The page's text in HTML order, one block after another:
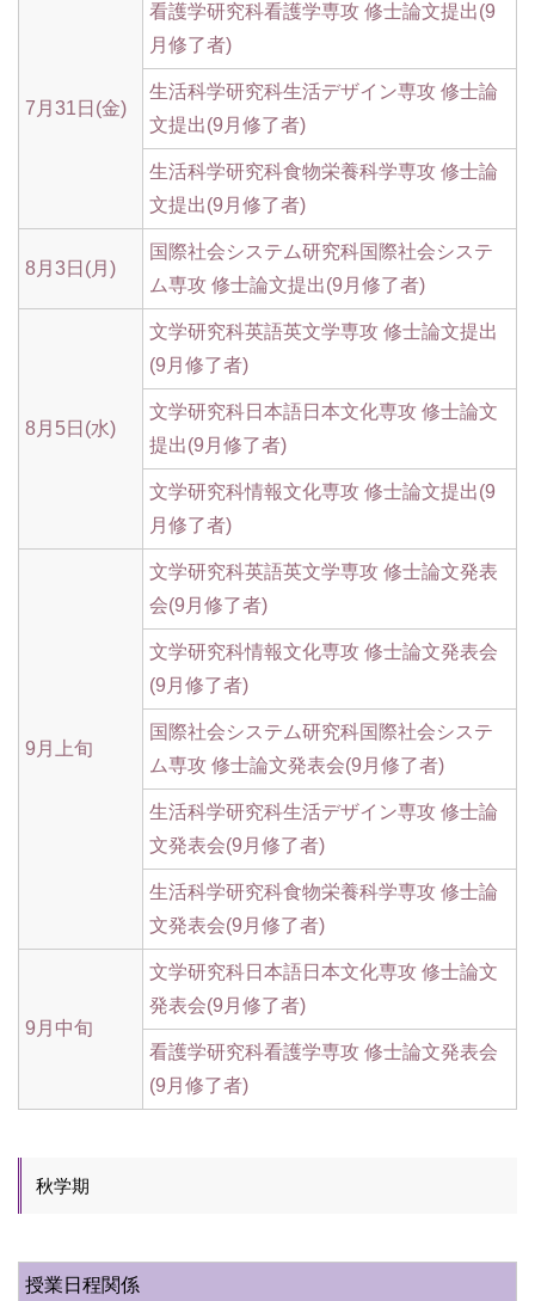
7月31日(金)
看護学研究科看護学専攻 修士論文提出(9
月修了者)
生活科学研究科生活デザイン専攻 修士論
文提出(9月修了者)
生活科学研究科食物栄養科学専攻 修士論
文提出(9月修了者)
8月3日(月)
国際社会システム研究科国際社会システ
ム専攻 修士論文提出(9月修了者)
8月5日(水)
文学研究科英語英文学専攻 修士論文提出
(9月修了者)
文学研究科日本語日本文化専攻 修士論文
提出(9月修了者)
文学研究科情報文化専攻 修士論文提出(9
月修了者)
9月上旬
文学研究科英語英文学専攻 修士論文発表
会(9月修了者)
文学研究科情報文化専攻 修士論文発表会
(9月修了者)
国際社会システム研究科国際社会システ
ム専攻 修士論文発表会(9月修了者)
生活科学研究科生活デザイン専攻 修士論
文発表会(9月修了者)
生活科学研究科食物栄養科学専攻 修士論
文発表会(9月修了者)
9月中旬
文学研究科日本語日本文化専攻 修士論文
発表会(9月修了者)
看護学研究科看護学専攻 修士論文発表会
(9月修了者)
秋学期
授業日程関係